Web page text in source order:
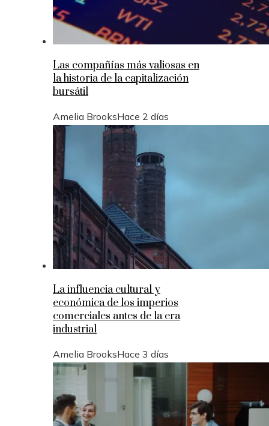
Las compañías más valiosas en
la historia de la capitalización
bursátil
Amelia BrooksHace 2 días
La influencia cultural y
económica de los imperios
comerciales antes de la era
industrial
Amelia BrooksHace 3 días